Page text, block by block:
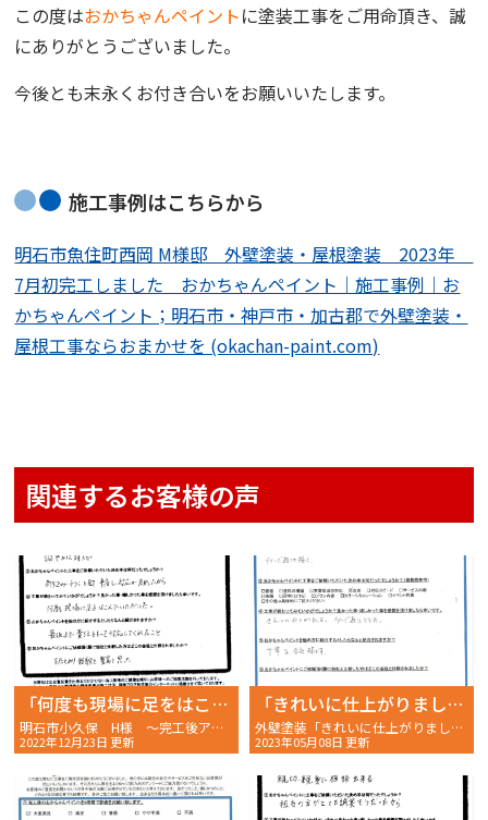
この度はおかちゃんペイントに塗装工事をご用命頂き、誠
にありがとうございました。
今後とも末永くお付き合いをお願いいたします。
施工事例はこちらから
明石市魚住町西岡 M様邸 外壁塗装・屋根塗装 2023年
7月初完工しました おかちゃんペイント｜施工事例｜お
かちゃんペイント；明石市・神戸市・加古郡で外壁塗装・
屋根工事ならおまかせを (okachan-paint.com)
関連するお客様の声
「何度も現場に足をはこんでいただいた」
明石市小久保 H様 〜完工後アンケート〜 ☆五つ！！
2022年12月23日 更新
「きれいに仕上がりました。イメージ通りでした。」
外壁塗装「きれいに仕上がりました。イメージ通りでした。」明石市二見町 W様の完工後アンケート〜
2023年05月08日 更新